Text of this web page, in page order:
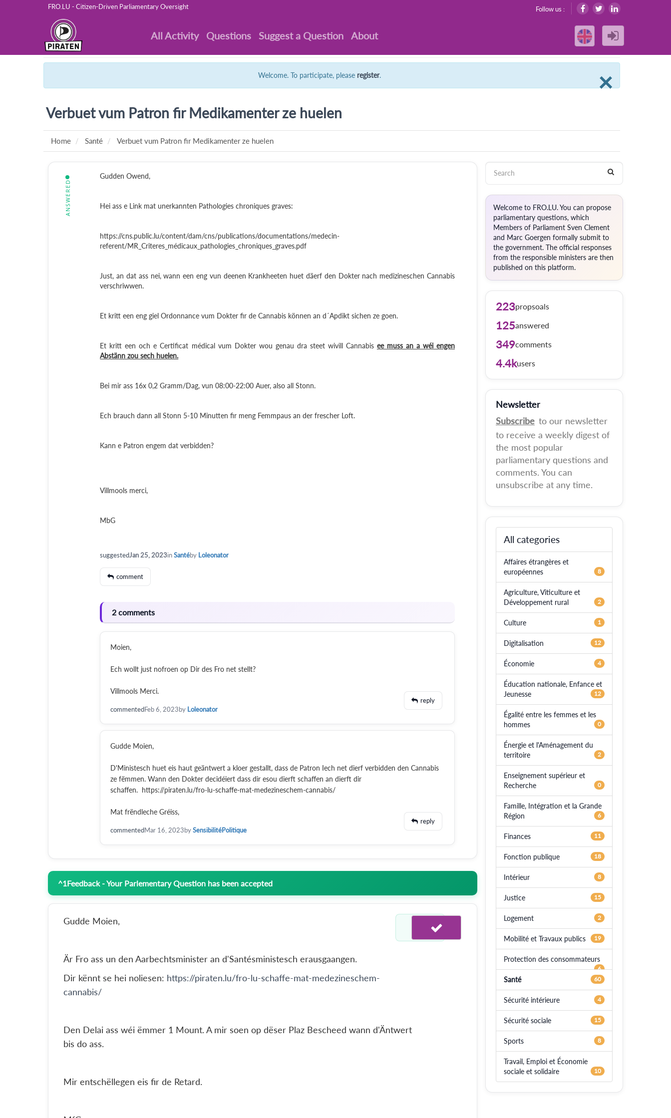
FRO.LU - Citizen-Driven Parliamentary Oversight Follow us :
All Activity Questions Suggest a Question About
×
Welcome. To participate, please register.
Verbuet vum Patron fir Medikamenter ze huelen
Home Santé Verbuet vum Patron fir Medikamenter ze huelen
ANSWERED
Gudden Owend,
Hei ass e Link mat unerkannten Pathologies chroniques graves:
https://cns.public.lu/content/dam/cns/publications/documentations/medecin-
referent/MR_Criteres_médicaux_pathologies_chroniques_graves.pdf
Just, an dat ass nei, wann een eng vun deenen Krankheeten huet däerf den Dokter nach medizineschen Cannabis
verschriwwen.
Et kritt een eng giel Ordonnance vum Dokter fir de Cannabis können an d´Apdikt sichen ze goen.
Et kritt een och e Certificat médical vum Dokter wou genau dra steet wivill Cannabis ee muss an a wéi engen
Abstänn zou sech huelen.
Bei mir ass 16x 0,2 Gramm/Dag, vun 08:00-22:00 Auer, also all Stonn.
Ech brauch dann all Stonn 5-10 Minutten fir meng Femmpaus an der frescher Loft.
Kann e Patron engem dat verbidden?
Villmools merci,
MbG
suggestedJan 25, 2023inSantéby Loleonator
comment
2 comments
Moien,
Ech wollt just nofroen op Dir des Fro net stellt?
Villmools Merci.
commentedFeb 6, 2023by Loleonator
reply
Gudde Moien,
D'Ministesch huet eis haut geäntwert a kloer gestallt, dass de Patron Iech net dierf verbidden den Cannabis
ze fëmmen. Wann den Dokter decidéiert dass dir esou dierft schaffen an dierft dir
schaffen. https://piraten.lu/fro-lu-schaffe-mat-medezineschem-cannabis/
Mat frëndleche Gréiss,
commentedMar 16, 2023bySensibilitéPolitique
reply
^1Feedback - Your Parlementary Question has been accepted
Gudde Moien,
Är Fro ass un den Aarbechtsminister an d'Santésministesch erausgaangen.
Dir kënnt se hei noliesen: https://piraten.lu/fro-lu-schaffe-mat-medezineschem-
cannabis/
Den Delai ass wéi ëmmer 1 Mount. A mir soen op dëser Plaz Bescheed wann d'Äntwert
bis do ass.
Mir entschëllegen eis fir de Retard.
Welcome to FRO.LU. You can propose
parliamentary questions, which
Members of Parliament Sven Clement
and Marc Goergen formally submit to
the government. The official responses
from the responsible ministers are then
published on this platform.
223propsoals
125answered
349comments
4.4kusers
Newsletter
Subscribe to our newsletter
to receive a weekly digest of
the most popular
parliamentary questions and
comments. You can
unsubscribe at any time.
All categories
Affaires étrangères et
européennes
8
Agriculture, Viticulture et
Développement rural
2
Culture 1
Digitalisation 12
Économie 4
Éducation nationale, Enfance et
Jeunesse
12
Égalité entre les femmes et les
hommes
0
Énergie et l'Aménagement du
territoire
2
Enseignement supérieur et
Recherche
0
Famille, Intégration et la Grande
Région
6
Finances 11
Fonction publique 18
Intérieur 8
Justice 15
Logement 2
Mobilité et Travaux publics 19
Protection des consommateurs
6
Santé 60
Sécurité intérieure 4
Sécurité sociale 15
Sports 8
Travail, Emploi et Économie
sociale et solidaire
10